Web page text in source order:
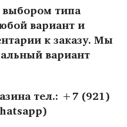
выбором типа
вариант и
к заказу. Мы
вариант
тел.: +7 (921)